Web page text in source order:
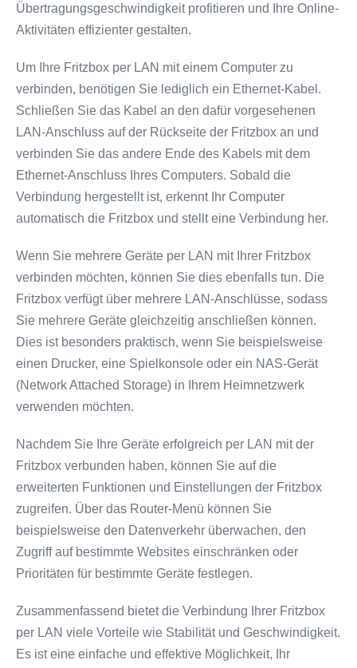
Übertragungsgeschwindigkeit profitieren und Ihre Online-
Aktivitäten effizienter gestalten.
Um Ihre Fritzbox per LAN mit einem Computer zu
verbinden, benötigen Sie lediglich ein Ethernet-Kabel.
Schließen Sie das Kabel an den dafür vorgesehenen
LAN-Anschluss auf der Rückseite der Fritzbox an und
verbinden Sie das andere Ende des Kabels mit dem
Ethernet-Anschluss Ihres Computers. Sobald die
Verbindung hergestellt ist, erkennt Ihr Computer
automatisch die Fritzbox und stellt eine Verbindung her.
Wenn Sie mehrere Geräte per LAN mit Ihrer Fritzbox
verbinden möchten, können Sie dies ebenfalls tun. Die
Fritzbox verfügt über mehrere LAN-Anschlüsse, sodass
Sie mehrere Geräte gleichzeitig anschließen können.
Dies ist besonders praktisch, wenn Sie beispielsweise
einen Drucker, eine Spielkonsole oder ein NAS-Gerät
(Network Attached Storage) in Ihrem Heimnetzwerk
verwenden möchten.
Nachdem Sie Ihre Geräte erfolgreich per LAN mit der
Fritzbox verbunden haben, können Sie auf die
erweiterten Funktionen und Einstellungen der Fritzbox
zugreifen. Über das Router-Menü können Sie
beispielsweise den Datenverkehr überwachen, den
Zugriff auf bestimmte Websites einschränken oder
Prioritäten für bestimmte Geräte festlegen.
Zusammenfassend bietet die Verbindung Ihrer Fritzbox
per LAN viele Vorteile wie Stabilität und Geschwindigkeit.
Es ist eine einfache und effektive Möglichkeit, Ihr